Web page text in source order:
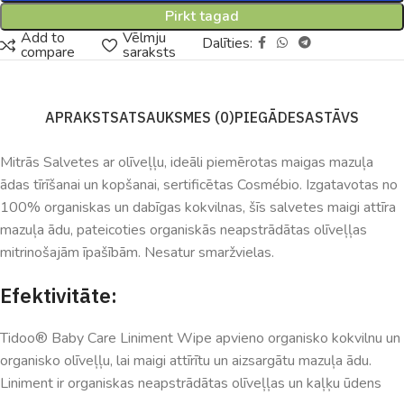
Pirkt tagad
Add to
compare
Vēlmju
saraksts Dalīties:
APRAKSTSATSAUKSMES (0)PIEGĀDESASTĀVS
Mitrās Salvetes ar olīveļļu, ideāli piemērotas maigas mazuļa
ādas tīrīšanai un kopšanai, sertificētas Cosmébio. Izgatavotas no
100% organiskas un dabīgas kokvilnas, šīs salvetes maigi attīra
mazuļa ādu, pateicoties organiskās neapstrādātas olīveļļas
mitrinošajām īpašībām. Nesatur smaržvielas.
Efektivitāte:
Tidoo® Baby Care Liniment Wipe apvieno organisko kokvilnu un
organisko olīveļļu, lai maigi attīrītu un aizsargātu mazuļa ādu.
Liniment ir organiskas neapstrādātas olīveļļas un kaļķu ūdens